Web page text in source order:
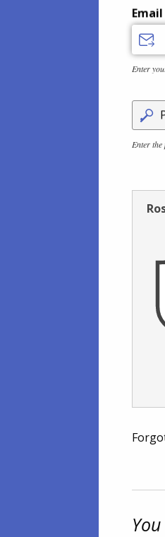
Email
Enter
Enter the